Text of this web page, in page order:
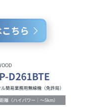
ちら
D261BTE
簡易業務用無線機（免許局）
離（ハイパワー｜～5km）